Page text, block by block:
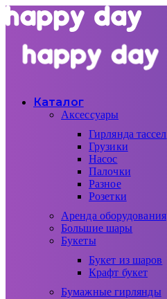
Каталог
Аксессуары
Гирлянда тассел
Грузики
Насос
Палочки
Разное
Розетки
Аренда оборудования
Большие шары
Букеты
Букет из шаров
Крафт букет
Бумажные гирлянды